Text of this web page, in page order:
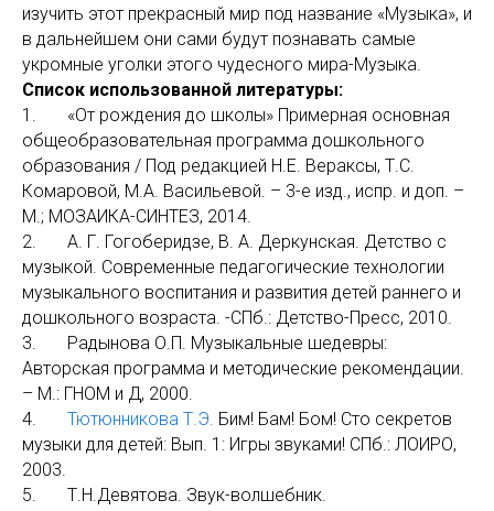
изучить этот прекрасный мир под название «Музыка», и
в дальнейшем они сами будут познавать самые
укромные уголки этого чудесного мира-Музыка.
Список использованной литературы:
1. «От рождения до школы» Примерная основная
общеобразовательная программа дошкольного
образования / Под редакцией Н.Е. Вераксы, Т.С.
Комаровой, М.А. Васильевой. – 3-е изд., испр. и доп. –
М.; МОЗАИКА-СИНТЕЗ, 2014.
2. А. Г. Гогоберидзе, В. А. Деркунская. Детство с
музыкой. Современные педагогические технологии
музыкального воспитания и развития детей раннего и
дошкольного возраста. -СПб.: Детство-Пресс, 2010.
3. Радынова О.П. Музыкальные шедевры:
Авторская программа и методические рекомендации.
– М.: ГНОМ и Д, 2000.
4. Тютюнникова Т.Э. Бим! Бам! Бом! Сто секретов
музыки для детей: Вып. 1: Игры звуками! СПб.: ЛОИРО,
2003.
5. Т.Н.Девятова. Звук-волшебник.